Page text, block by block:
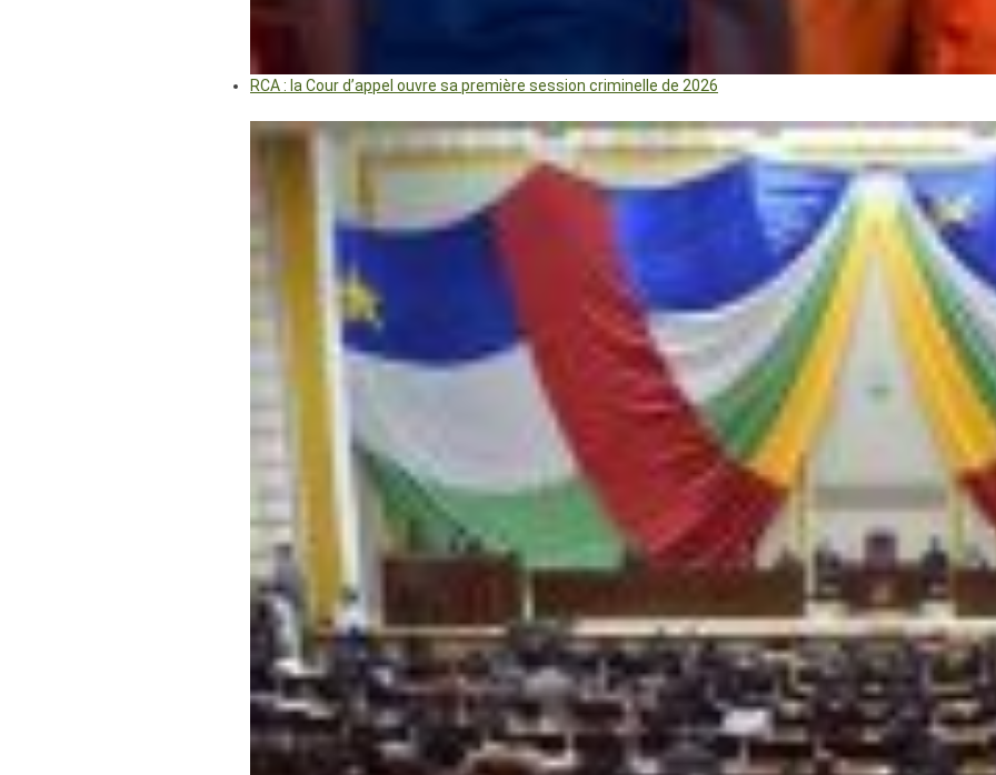
RCA : la Cour d’appel ouvre sa première session criminelle de 2026